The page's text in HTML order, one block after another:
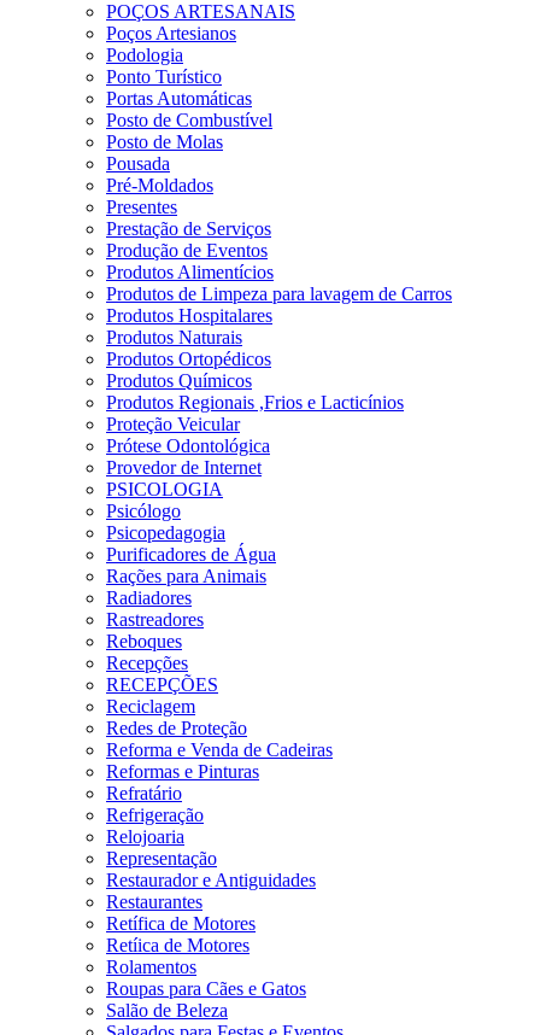
POÇOS ARTESANAIS
Poços Artesianos
Podologia
Ponto Turístico
Portas Automáticas
Posto de Combustível
Posto de Molas
Pousada
Pré-Moldados
Presentes
Prestação de Serviços
Produção de Eventos
Produtos Alimentícios
Produtos de Limpeza para lavagem de Carros
Produtos Hospitalares
Produtos Naturais
Produtos Ortopédicos
Produtos Químicos
Produtos Regionais ,Frios e Lacticínios
Proteção Veicular
Prótese Odontológica
Provedor de Internet
PSICOLOGIA
Psicólogo
Psicopedagogia
Purificadores de Água
Rações para Animais
Radiadores
Rastreadores
Reboques
Recepções
RECEPÇÕES
Reciclagem
Redes de Proteção
Reforma e Venda de Cadeiras
Reformas e Pinturas
Refratário
Refrigeração
Relojoaria
Representação
Restaurador e Antiguidades
Restaurantes
Retífica de Motores
Retíica de Motores
Rolamentos
Roupas para Cães e Gatos
Salão de Beleza